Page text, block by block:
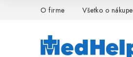
O firme Všetko o nákupe